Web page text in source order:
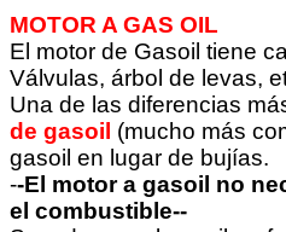
MOTOR A GAS OIL
El motor de Gasoil tiene
Válvulas, árbol de levas,
Una de las diferencias
de gasoil (mucho más
gasoil en lugar de bujías.
--El motor a gasoil no
el combustible--